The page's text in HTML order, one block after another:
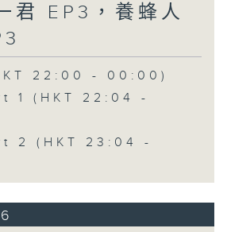
君 EP3，養蜂人
22:00 - 00:00)
1 (HKT 22:04 -
2 (HKT 23:04 -